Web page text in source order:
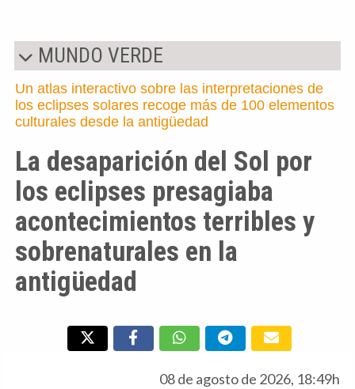
MUNDO VERDE
Un atlas interactivo sobre las interpretaciones de
los eclipses solares recoge más de 100 elementos
culturales desde la antigüedad
La desaparición del Sol por
los eclipses presagiaba
acontecimientos terribles y
sobrenaturales en la
antigüedad
08 de agosto de 2026, 18:49h